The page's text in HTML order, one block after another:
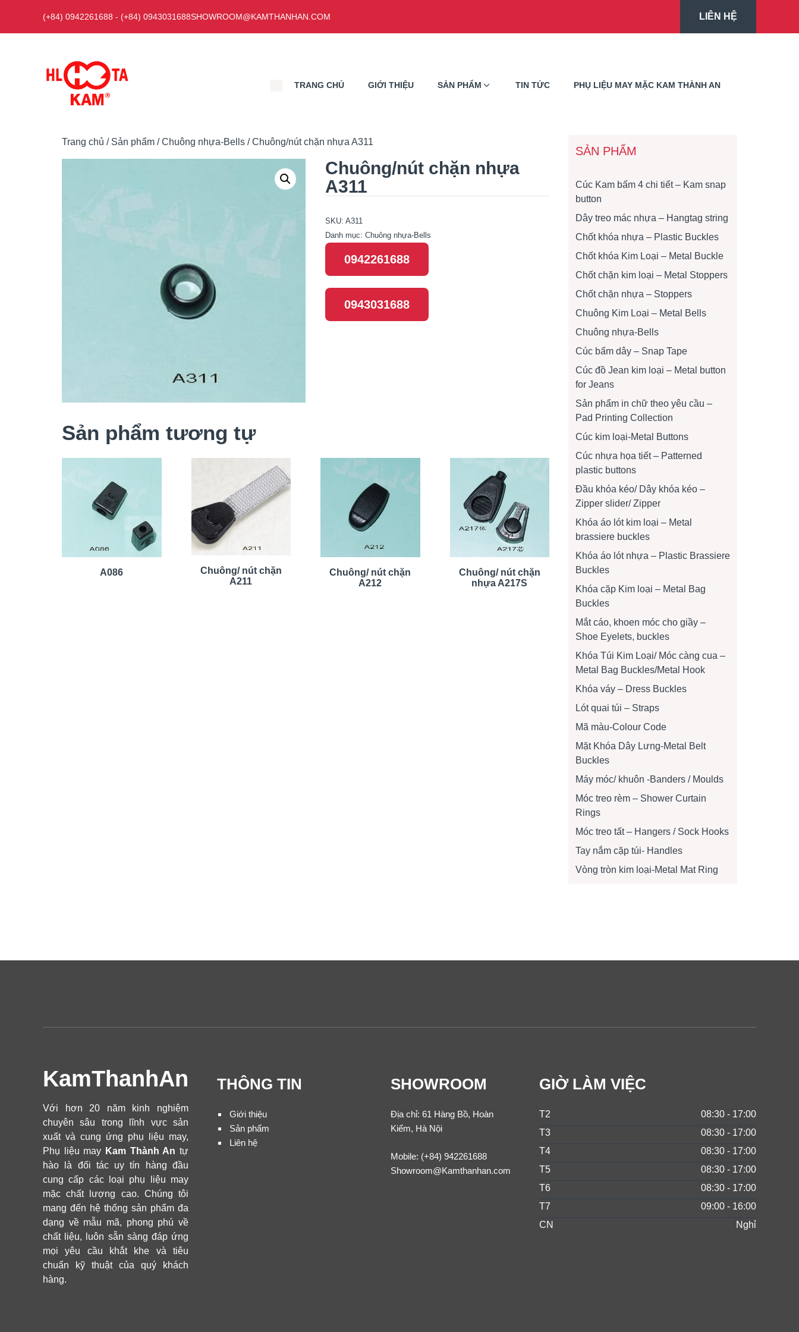
nội
(+84) 0942261688 - (+84) 0943031688SHOWROOM@KAMTHANHAN.COM LIÊN HỆ
TRANG CHỦ GIỚI THIỆU SẢN PHẨM TIN TỨC PHỤ LIỆU MAY MẶC KAM THÀNH AN
Trang chủ / Sản phẩm /Chuông nhựa-Bells / Chuông/nút chặn nhựa A311
Chuông/nút chặn nhựa
A311
SKU: A311
Danh mục: Chuông nhựa-Bells
0942261688
0943031688
Sản phẩm tương tự
A086
Chuông/ nút chặn
A211
Chuông/ nút chặn
A212
Chuông/ nút chặn
nhựa A217S
SẢN PHẨM
Cúc Kam bấm 4 chi tiết – Kam snap
button
Dây treo mác nhựa – Hangtag string
Chốt khóa nhựa – Plastic Buckles
Chốt khóa Kim Loại – Metal Buckle
Chốt chặn kim loại – Metal Stoppers
Chốt chặn nhựa – Stoppers
Chuông Kim Loại – Metal Bells
Chuông nhựa-Bells
Cúc bấm dây – Snap Tape
Cúc đồ Jean kim loại – Metal button
for Jeans
Sản phẩm in chữ theo yêu cầu –
Pad Printing Collection
Cúc kim loại-Metal Buttons
Cúc nhựa họa tiết – Patterned
plastic buttons
Đầu khóa kéo/ Dây khóa kéo –
Zipper slider/ Zipper
Khóa áo lót kim loại – Metal
brassiere buckles
Khóa áo lót nhựa – Plastic Brassiere
Buckles
Khóa cặp Kim loại – Metal Bag
Buckles
Mắt cáo, khoen móc cho giầy –
Shoe Eyelets, buckles
Khóa Túi Kim Loại/ Móc càng cua –
Metal Bag Buckles/Metal Hook
Khóa váy – Dress Buckles
Lót quai túi – Straps
Mã màu-Colour Code
Mặt Khóa Dây Lưng-Metal Belt
Buckles
Máy móc/ khuôn -Banders / Moulds
Móc treo rèm – Shower Curtain
Rings
Móc treo tất – Hangers / Sock Hooks
Tay nắm cặp túi- Handles
Vòng tròn kim loại-Metal Mat Ring
KamThanhAn
Với hơn 20 năm kinh nghiệm
chuyên sâu trong lĩnh vực sản
xuất và cung ứng phụ liệu may,
Phụ liệu may Kam Thành An tự
hào là đối tác uy tín hàng đầu
cung cấp các loại phụ liệu may
mặc chất lượng cao. Chúng tôi
mang đến hệ thống sản phẩm đa
dạng về mẫu mã, phong phú về
chất liệu, luôn sẵn sàng đáp ứng
mọi yêu cầu khắt khe và tiêu
chuẩn kỹ thuật của quý khách
hàng.
THÔNG TIN
Giới thiệu
Sản phẩm
Liên hệ
SHOWROOM
Địa chỉ: 61 Hàng Bồ, Hoàn
Kiếm, Hà Nội
Mobile: (+84) 942261688
Showroom@Kamthanhan.com
GIỜ LÀM VIỆC
T2
08:30 - 17:00
T3
08:30 - 17:00
T4
08:30 - 17:00
T5
08:30 - 17:00
T6
08:30 - 17:00
T7
09:00 - 16:00
CN
Nghỉ